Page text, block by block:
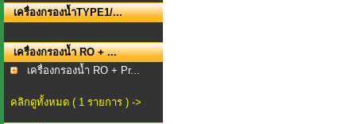
เครื่องกรองน้ำTYPE1/...
เครื่องกรองน้ำ RO + ...
เครื่องกรองน้ำ RO + Pr...
คลิกดูทั้งหมด ( 1 รายการ ) ->